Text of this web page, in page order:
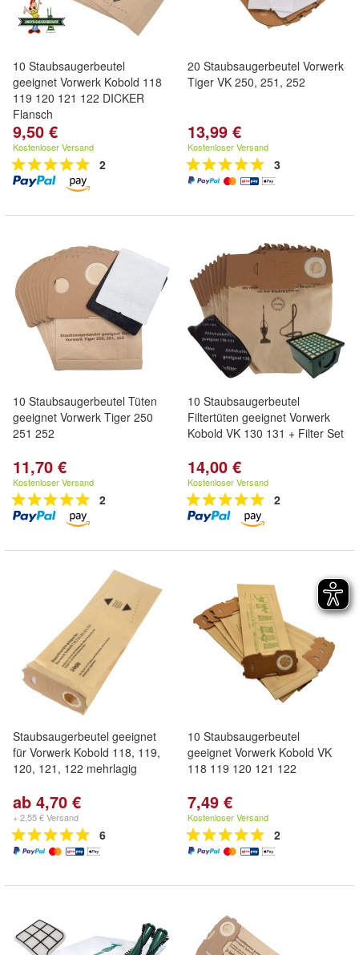
10 Staubsaugerbeutel
geeignet Vorwerk Kobold 118
119 120 121 122 DICKER
Flansch
9,50 €
Kostenloser Versand
2
20 Staubsaugerbeutel Vorwerk
Tiger VK 250, 251, 252
13,99 €
Kostenloser Versand
3
10 Staubsaugerbeutel Tüten
geeignet Vorwerk Tiger 250
251 252
11,70 €
Kostenloser Versand
2
10 Staubsaugerbeutel
Filtertüten geeignet Vorwerk
Kobold VK 130 131 + Filter Set
14,00 €
Kostenloser Versand
2
Staubsaugerbeutel geeignet
für Vorwerk Kobold 118, 119,
120, 121, 122 mehrlagig
ab 4,70 €
+ 2,55 € Versand
6
10 Staubsaugerbeutel
geeignet Vorwerk Kobold VK
118 119 120 121 122
7,49 €
Kostenloser Versand
2